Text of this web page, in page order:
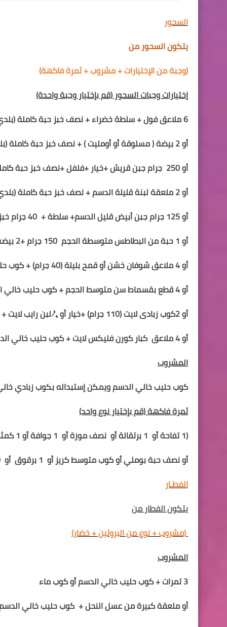
السحور
يتكون السحور من
(وجبة من الإختيارات + مشروب + ثمرة فاكهة)
إختيارات وجبات السحور(قم بإختيار وجبة واحدة)
6 ملاعق فول + سلطة خضراء + نصف خبز حبة كاملة
أو2بيضة ( مسلوقة أو أومليت ) +نصف خبز حبة كاملة
أو 250
جرام جبن قريش +خيار +فلفل+نصف خبز حبة
أو 2 ملعقة لبنة قليلة الدسم + نصف خبز حبة كاملة
أو 125 جرام جبن أبيض قليل الدسم+ سلطة +
40 جرام خبز الشوفان
أو 1 حبة منالبطاطس متوسطة الحجم 150 جرام + 2
أو 4 ملاعق شوفان خشن
أو قمح بليلة (40 جرام)
+ كوب
أو 4 قطع بقسماط سن متوسط الحجم + كوب حليب خالي الدسم
أو2كوب زبادى لايت (110 جرام) +خيار أو ¼ لبن رايبلايت
أو 4 ملاعق
كبار كورن فليكس لايت + كوب حليب خالي
المشروب
كوب حليب خالي الدسمويمكن إستبداله بكوب زبادي
ثمرة فاكهة(قم بإختيار نوع واحد)
(1 تفاحة أو
1 برتقالة أو نصف موزة أو 1 جوافة أو 1 كمثرى أو
أو نصف حبة بوملي أو كوب متوسط كريز أو 1 برقوق أو
الفطـار
يتكون الفطار من
(مشروب + نوع من البروتين + خضار)
المشروب
3 تمرات + كوب حليب خالي الدسم أو كوب ماء
أو ملعقة كبيرة من عسل النحل + كوب حليب خالي